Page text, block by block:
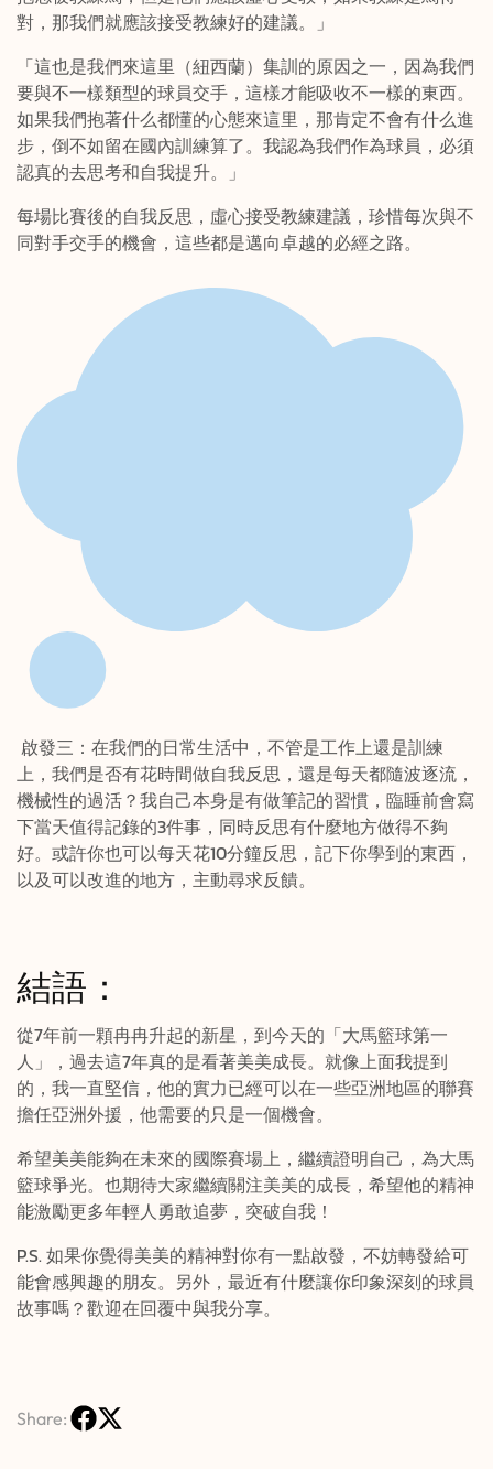
對，那我們就應該接受教練好的建議。」
「這也是我們來這里（紐西蘭）集訓的原因之一，因為我們
要與不一樣類型的球員交手，這樣才能吸收不一樣的東西。
如果我們抱著什么都懂的心態來這里，那肯定不會有什么進
步，倒不如留在國內訓練算了。我認為我們作為球員，必須
認真的去思考和自我提升。」
每場比賽後的自我反思，虛心接受教練建議，珍惜每次與不
同對手交手的機會，這些都是邁向卓越的必經之路。
啟發三：在我們的日常生活中，不管是工作上還是訓練
上，我們是否有花時間做自我反思，還是每天都隨波逐流，
機械性的過活？我自己本身是有做筆記的習慣，臨睡前會寫
下當天值得記錄的3件事，同時反思有什麼地方做得不夠
好。或許你也可以每天花10分鐘反思，記下你學到的東西，
以及可以改進的地方，主動尋求反饋。
結語：
從7年前一顆冉冉升起的新星，到今天的「大馬籃球第一
人」，過去這7年真的是看著美美成長。就像上面我提到
的，我一直堅信，他的實力已經可以在一些亞洲地區的聯賽
擔任亞洲外援，他需要的只是一個機會。
希望美美能夠在未來的國際賽場上，繼續證明自己，為大馬
籃球爭光。也期待大家繼續關注美美的成長，希望他的精神
能激勵更多年輕人勇敢追夢，突破自我！
P.S.如果你覺得美美的精神對你有一點啟發，不妨轉發給可
能會感興趣的朋友。另外，最近有什麼讓你印象深刻的球員
故事嗎？歡迎在回覆中與我分享。
Share: